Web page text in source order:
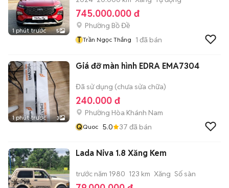
1 phút trước 5
745.000.000 đ
Phường Bồ Đề
T Trần Ngọc Thắng 1 đã bán
1 phút trước 3
Giá đỡ màn hình EDRA EMA7304
Đã sử dụng (chưa sửa chữa)
240.000 đ
Phường Hòa Khánh Nam
QQuoc 5.0 37 đã bán
Lada Niva 1.8 Xăng Kem
trước năm 1980 123 km Xăng Số sàn